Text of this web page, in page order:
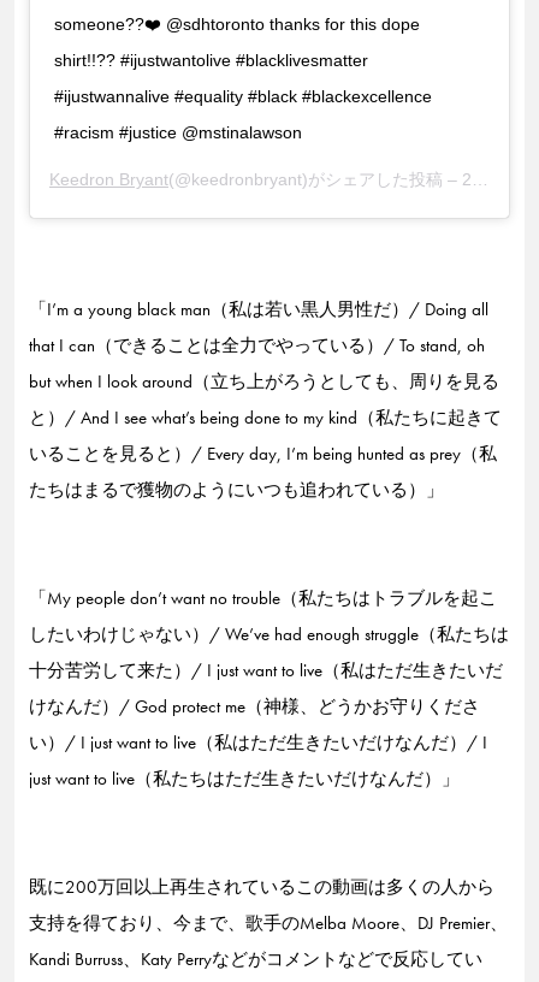
someone??❤️ @sdhtoronto thanks for this dope
shirt!!?? #ijustwantolive #blacklivesmatter
#ijustwannalive #equality #black #blackexcellence
#racism #justice @mstinalawson
Keedron Bryant(@keedronbryant)がシェアした投稿 – 2020年 5月月26日午後2時01分PDT
「I’m a young black man（私は若い黒人男性だ）/ Doing all
that I can（できることは全力でやっている）/ To stand, oh
but when I look around（立ち上がろうとしても、周りを見る
と）/ And I see what’s being done to my kind（私たちに起きて
いることを見ると）/ Every day, I’m being hunted as prey（私
たちはまるで獲物のようにいつも追われている）」
「My people don’t want no trouble（私たちはトラブルを起こ
したいわけじゃない）/ We’ve had enough struggle（私たちは
十分苦労して来た）/ I just want to live（私はただ生きたいだ
けなんだ）/ God protect me（神様、どうかお守りくださ
い）/ I just want to live（私はただ生きたいだけなんだ）/ I
just want to live（私たちはただ生きたいだけなんだ）」
既に200万回以上再生されているこの動画は多くの人から
支持を得ており、今まで、歌手のMelba Moore、DJ Premier、
Kandi Burruss、Katy Perryなどがコメントなどで反応してい